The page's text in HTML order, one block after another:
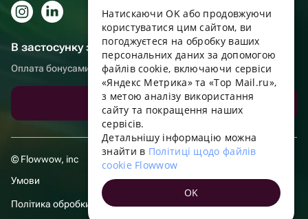
В застосунку зручніше!
Оплата бонусами, самовивіз, зручний чат підтримки
Завантажити додаток
© Flowwow, inc
Умови
Політика обробки даних
ENGLISH
UKRAINIAN
PORTUGUESE
SPANISH
HUNGARIAN
FRENCH
TURKISH
Натискаючи OK або продовжуючи
користуватися цим сайтом, ви
погоджуєтеся на обробку ваших
персональних даних за допомогою
файлів cookie, включаючи сервіси
«Яндекс Метрика» та «Top Mail.ru»,
з метою аналізу використання
сайту та покращення наших
сервісів.
Детальнішу інформацію можна
знайти в Політиці щодо файлів
cookie Flowwow
OK